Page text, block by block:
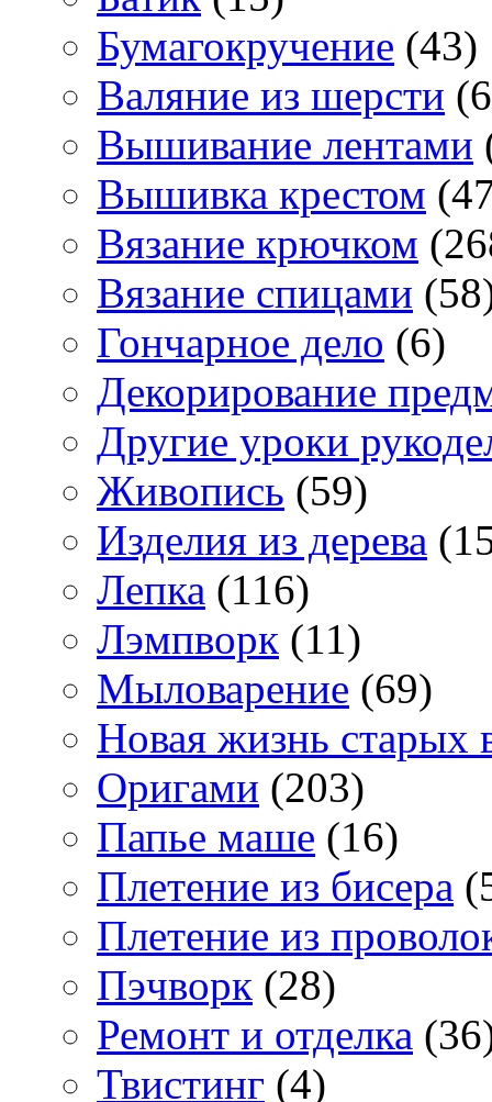
Бумагокручение (43)
Валяние из шерсти
Вышивание лентами
Вышивка крестом
Вязание крючком
Вязание спицами
Гончарное дело (6)
Декорирование
Другие уроки
Живопись (59)
Изделия из дерева
Лепка (116)
Лэмпворк (11)
Мыловарение (69)
Новая жизнь старых
Оригами (203)
Папье маше (16)
Плетение из бисера
Плетение из
Пэчворк (28)
Ремонт и отделка
Твистинг (4)